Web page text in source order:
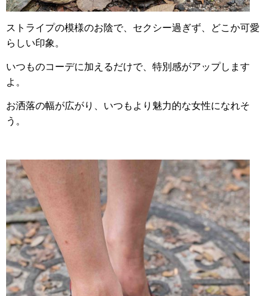
ストライプの模様のお陰で、セクシー過ぎず、どこか可愛
らしい印象。
いつものコーデに加えるだけで、特別感がアップします
よ。
お洒落の幅が広がり、いつもより魅力的な女性になれそ
う。